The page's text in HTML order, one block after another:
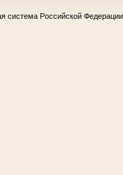
система Российской